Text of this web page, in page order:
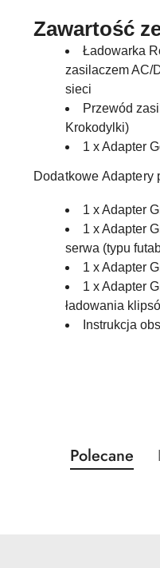
Zawartość
Ładowarka
zasilaczem AC/
sieci
Przewód
Krokodylki)
1 x Adapter
Dodatkowe Adaptery
1 x Adapter
1 x Adapter
serwa (typu
1 x Adapter
1 x Adapter
ładowania
Instrukcja
Pomiń karuzelę
Produkty
o
Polecane